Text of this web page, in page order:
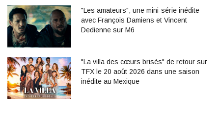
"Les amateurs", une mini-série inédite
avec François Damiens et Vincent
Dedienne sur M6
"La villa des cœurs brisés" de retour sur
TFX le 20 août 2026 dans une saison
inédite au Mexique